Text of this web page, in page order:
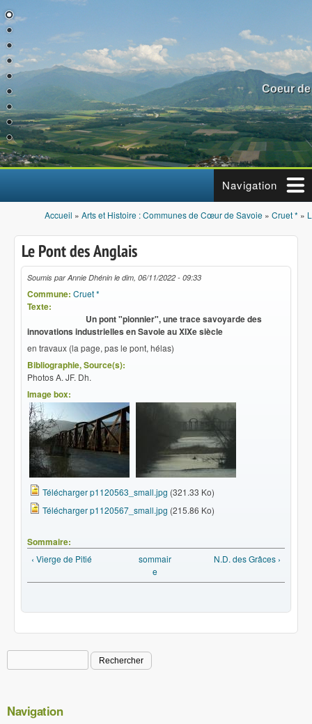
Coeur
Navigation
Vous êtes ici
Accueil » Arts et Histoire : Communes de Cœur de Savoie » Cruet * »
Le Pont des Anglais
Soumis parAnnie Dhénin le dim, 06/11/2022 - 09:33
Commune: Cruet *
Texte:
Un pont "pionnier", une trace savoyarde des
innovations industrielles en Savoie au XIXe siècle
en travaux (la page, pas le pont, hélas)
Bibliographie, Source(s):
Photos A. JF. Dh.
Image box:
Télécharger p1120563_small.jpg (321.33 Ko)
Télécharger p1120567_small.jpg (215.86 Ko)
Sommaire:
‹ Vierge de Pitié
sommair
e
N.D. des Grâces ›
Formulaire de recherche
Navigation